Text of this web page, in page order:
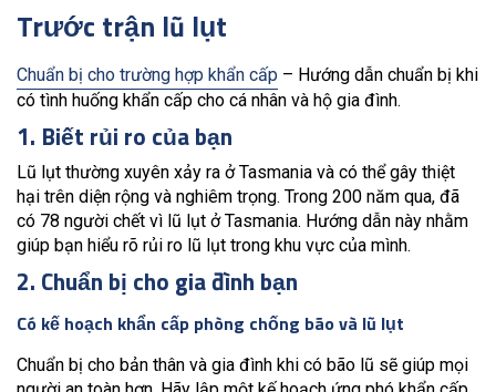
Trước trận lũ lụt
Chuẩn bị cho trường hợp khẩn cấp – Hướng dẫn chuẩn bị khi
có tình huống khẩn cấp cho cá nhân và hộ gia đình.
1. Biết rủi ro của bạn
Lũ lụt thường xuyên xảy ra ở Tasmania và có thể gây thiệt
hại trên diện rộng và nghiêm trọng. Trong 200 năm qua, đã
có 78 người chết vì lũ lụt ở Tasmania. Hướng dẫn này nhằm
giúp bạn hiểu rõ rủi ro lũ lụt trong khu vực của mình.
2. Chuẩn bị cho gia đình bạn
Có kế hoạch khẩn cấp phòng chống bão và lũ lụt
Chuẩn bị cho bản thân và gia đình khi có bão lũ sẽ giúp mọi